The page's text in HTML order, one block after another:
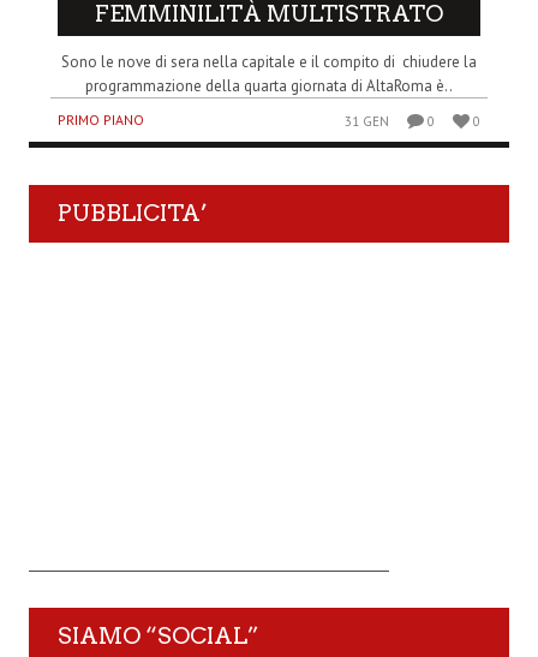
FEMMINILITÀ MULTISTRATO
Sono le nove di sera nella capitale e il compito di chiudere la
programmazione della quarta giornata di AltaRoma è..
PRIMO PIANO 31 GEN 0 0
PUBBLICITA’
SIAMO “SOCIAL”